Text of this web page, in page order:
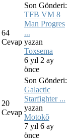
64
Cevap
Son Gönderi:
TFB VM 8
Man Progres
...
yazan
Toxsema
6 yıl 2 ay
önce
20
Cevap
Son Gönderi:
Galactic
Starfighter ...
yazan
Motokõ
7 yıl 6 ay
önce